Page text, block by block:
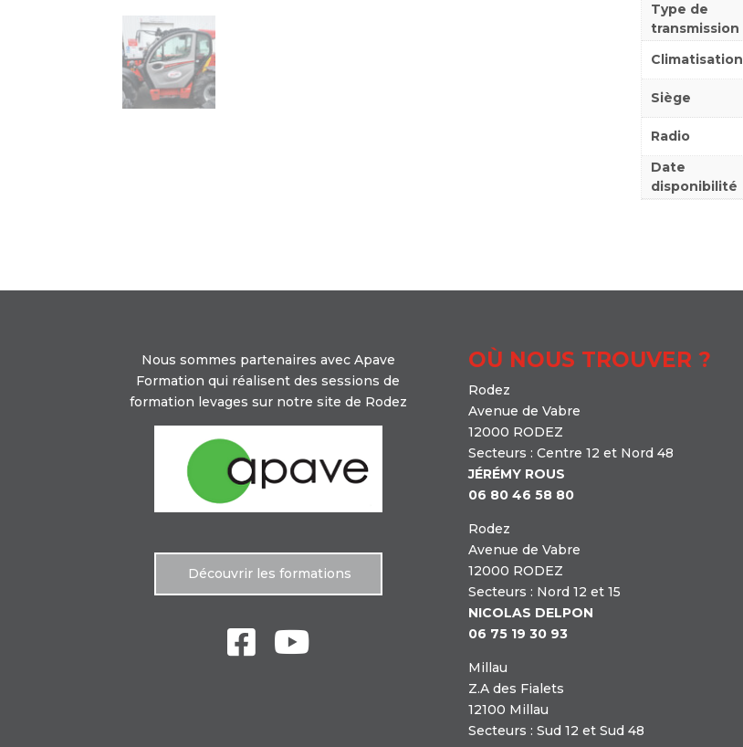
Type de
transmission
Climatisation
Siège
Radio
Date
disponibilité
Nous sommes partenaires avec Apave
Formation qui réalisent des sessions de
formation levages sur notre site de Rodez
Découvrir les formations
OÙ NOUS TROUVER ?
Rodez
Avenue de Vabre
12000 RODEZ
Secteurs : Centre 12 et Nord 48
JÉRÉMY ROUS
06 80 46 58 80
Rodez
Avenue de Vabre
12000 RODEZ
Secteurs : Nord 12 et 15
NICOLAS DELPON
06 75 19 30 93
Millau
Z.A des Fialets
12100 Millau
Secteurs : Sud 12 et Sud 48